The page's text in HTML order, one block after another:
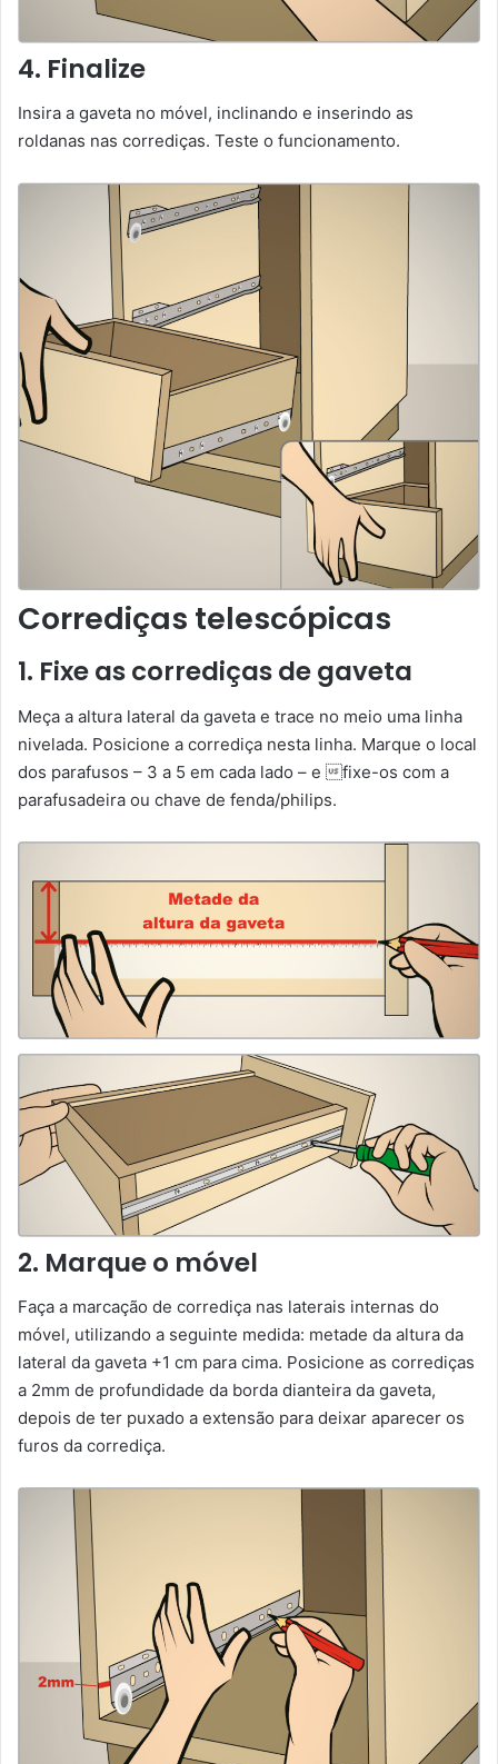
4. Finalize
Insira a gaveta no móvel, inclinando e inserindo as
roldanas nas corrediças. Teste o funcionamento.
Corrediças telescópicas
1. Fixe as corrediças de gaveta
Meça a altura lateral da gaveta e trace no meio uma linha
nivelada. Posicione a corrediça nesta linha. Marque o local
dos parafusos – 3 a 5 em cada lado – e fixe-os com a
parafusadeira ou chave de fenda/philips.
2. Marque o móvel
Faça a marcação de corrediça nas laterais internas do
móvel, utilizando a seguinte medida: metade da altura da
lateral da gaveta +1 cm para cima. Posicione as corrediças
a 2mm de profundidade da borda dianteira da gaveta,
depois de ter puxado a extensão para deixar aparecer os
furos da corrediça.